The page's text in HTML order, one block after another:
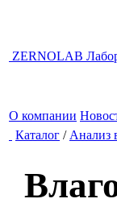
ZERNOLAB
О компании
Каталог / Анализ